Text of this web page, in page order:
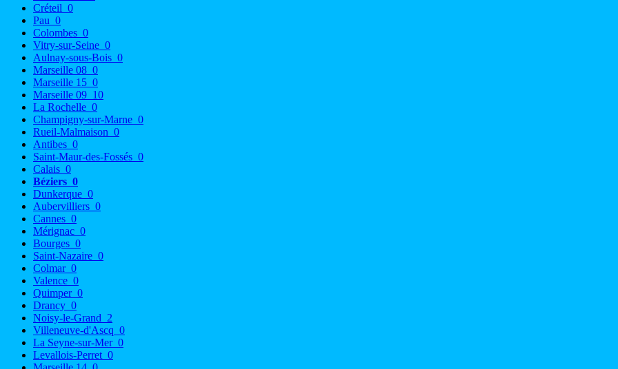
Créteil 0
Pau 0
Colombes 0
Vitry-sur-Seine 0
Aulnay-sous-Bois 0
Marseille 08 0
Marseille 15 0
Marseille 09 10
La Rochelle 0
Champigny-sur-Marne 0
Rueil-Malmaison 0
Antibes 0
Saint-Maur-des-Fossés 0
Calais 0
Béziers 0
Dunkerque 0
Aubervilliers 0
Cannes 0
Mérignac 0
Bourges 0
Saint-Nazaire 0
Colmar 0
Valence 0
Quimper 0
Drancy 0
Noisy-le-Grand 2
Villeneuve-d'Ascq 0
La Seyne-sur-Mer 0
Levallois-Perret 0